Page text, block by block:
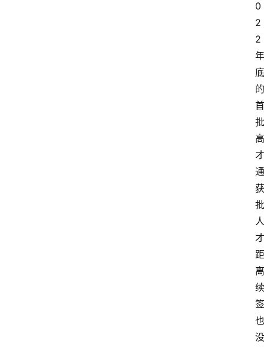
0
2
2
年
底
的
首
批
高
才
通
获
批
人
才
距
离
续
签
也
没